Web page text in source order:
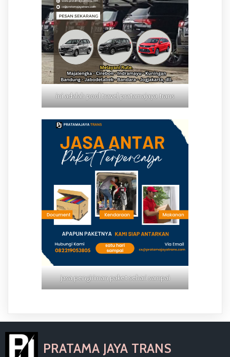
ini adalah pool travel pratamajaya trans
jasa pengiriman paket sehari sampai
PRATAMA JAYA TRANS